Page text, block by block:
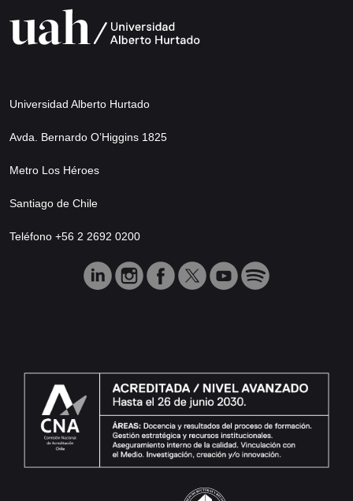
Universidad Alberto Hurtado
Avda. Bernardo O’Higgins 1825
Metro Los Héroes
Santiago de Chile
Teléfono +56 2 2692 0200